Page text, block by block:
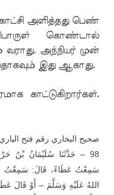
அளித்தது பெண்
கொண்டால்
அந்நியர் முன்
இது ஆகாது.
காட்டுகிறார்கள்.
صحيح البخاري رقم فتح الباري (1/
98 – حَدَّثَنَا سُلَيْمَانُ بْنُ
سَمِعْتُ عَطَاءً، قَالَ: سَمِعْتُ
اللهُ عَلَيْهِ وَسَلَّمَ – أَوْ قَالَ